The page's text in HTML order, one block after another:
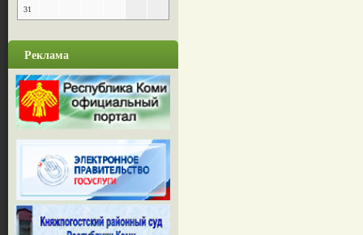
31
Реклама